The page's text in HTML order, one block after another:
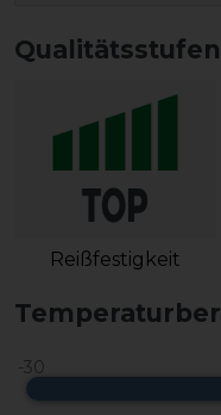
Qualitätsstufen
Reißfestigkeit